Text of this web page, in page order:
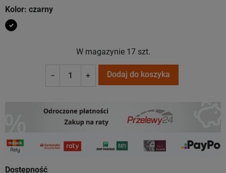
Kolor: czarny
czarny
W magazynie 17 szt.
− + Dodaj do koszyka
Dostępność